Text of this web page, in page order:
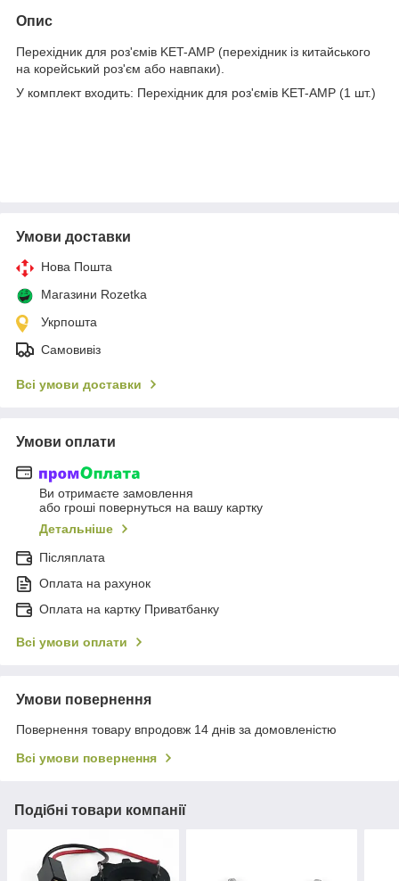
Опис
Перехідник для роз'ємів KET-AMP (перехідник із китайського
на корейський роз'єм або навпаки).
У комплект входить: Перехідник для роз'ємів KET-AMP (1 шт.)
Умови доставки
Нова Пошта
Магазини Rozetka
Укрпошта
Самовивіз
Всі умови доставки
Умови оплати
Ви отримаєте замовлення
або гроші повернуться на вашу картку
Детальніше
Післяплата
Оплата на рахунок
Оплата на картку Приватбанку
Всі умови оплати
Умови повернення
Повернення товару впродовж 14 днів за домовленістю
Всі умови повернення
Подібні товари компанії